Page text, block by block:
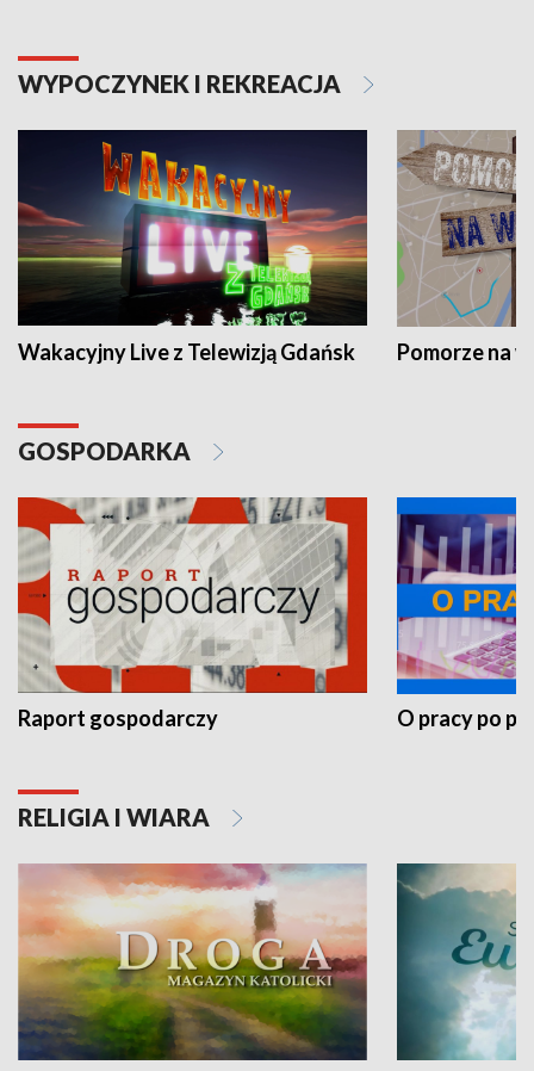
WYPOCZYNEK I REKREACJA
Wakacyjny Live z Telewizją Gdańsk Pomorze na
GOSPODARKA
Raport gospodarczy O pracy po
RELIGIA I WIARA